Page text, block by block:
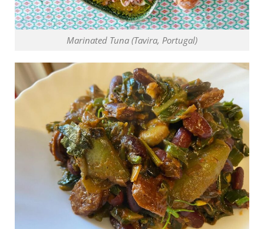
Marinated Tuna (Tavira, Portugal)